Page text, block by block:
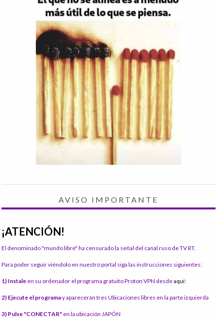
AVISO IMPORTANTE
¡ATENCIÓN!
El denominado "mundo libre" ha censurado la señal del canal ruso de TV RT.
Para poder seguir viéndolo en nuestro portal siga las instrucciones siguientes:
1) Instale en su ordenador el programa gratuito Proton VPN desdeaquí:
2) Ejecute el programay aparecerán tres Ubicaciones libres en la parte izquierda
3) Pulse "CONECTAR" en la ubicación JAPÓN